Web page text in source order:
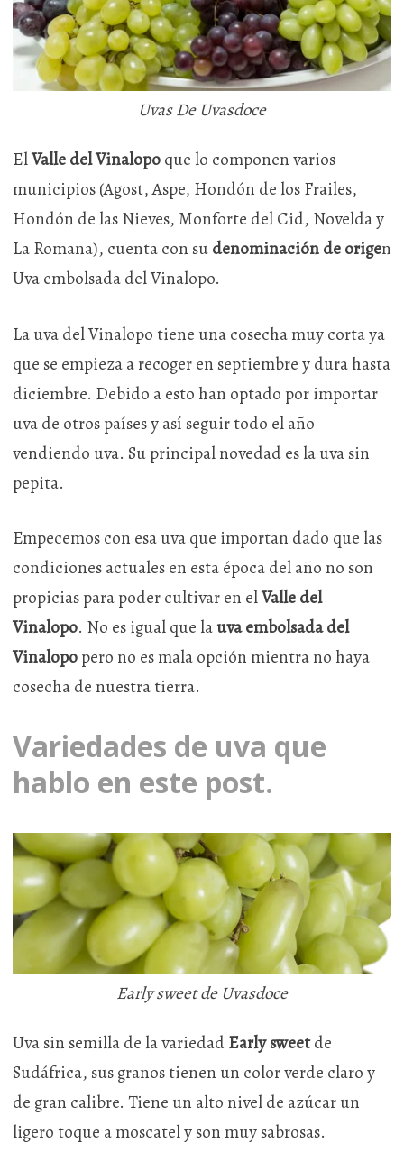
Uvas De Uvasdoce
ElValle del Vinalopoque lo componen varios
municipios (Agost, Aspe, Hondón de los Frailes,
Hondón de las Nieves, Monforte del Cid, Novelda y
La Romana), cuenta con sudenominación de origen
Uva embolsada del Vinalopo.
La uva del Vinalopo tiene una cosecha muy corta ya
que se empieza a recoger en septiembre y dura hasta
diciembre. Debido a esto han optado por importar
uva de otros países y así seguir todo el año
vendiendo uva. Su principal novedad es la uva sin
pepita.
Empecemos con esa uva que importan dado que las
condiciones actuales en esta época del año no son
propicias para poder cultivar en elValle del
Vinalopo. No es igual que lauva embolsada del
Vinalopopero no es mala opción mientra no haya
cosecha de nuestra tierra.
Variedades de uva que
hablo en este post.
Early sweet de Uvasdoce
Uva sin semilla de la variedadEarly sweetde
Sudáfrica, sus granos tienen un color verde claro y
de gran calibre. Tiene un alto nivel de azúcar un
ligero toque a moscatel y son muy sabrosas.